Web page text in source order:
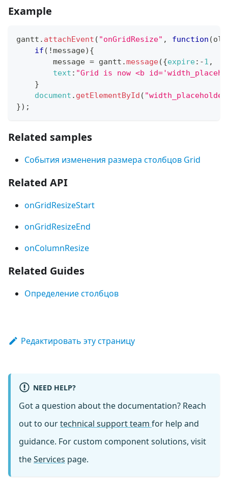
Example
gantt . attachEvent ( "onGridResize" , function (
if ( !message) {
        message
= gantt .message({expire: -1 ,
text : "Grid is now <b
}
document . getElementById (
}) ;
Related samples
События изменения размера столбцов Grid
Related API
onGridResizeStart
onGridResizeEnd
onColumnResize
Related Guides
Определение столбцов
Редактировать эту страницу
NEED HELP?
Got a question about the documentation? Reach
out to ourtechnical support team for help and
guidance. For custom component solutions, visit
theServices page.